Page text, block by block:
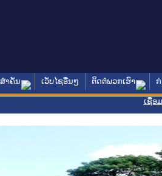
າຄັນ ເວັບໄຊອື່ນໆ ຕິດຕໍ່ພວກເຮົາ
ເຊື່ອ